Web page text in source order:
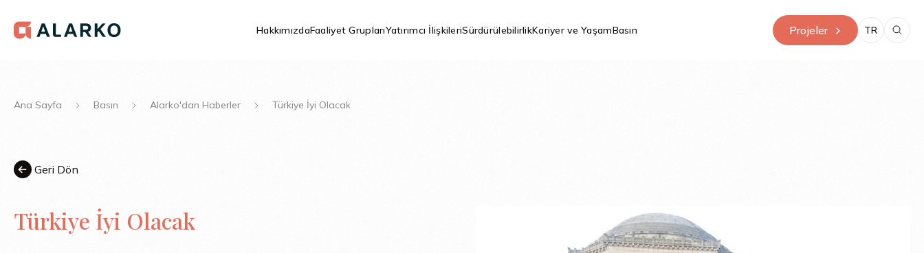
HakkımızdaFaaliyet GruplarıYatırımcı İlişkileriSürdürülebilirlikKariyer ve YaşamBasın Projeler TR
Ana Sayfa Basın Alarko'dan Haberler Türkiye İyi Olacak
Geri Dön
Türkiye İyi Olacak